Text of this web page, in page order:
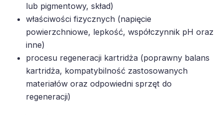
lub pigmentowy, skład)
właściwości fizycznych (napięcie
powierzchniowe, lepkość, współczynnik pH oraz
inne)
procesu regeneracji kartridża (poprawny balans
kartridża, kompatybilność zastosowanych
materiałów oraz odpowiedni sprzęt do
regeneracji)